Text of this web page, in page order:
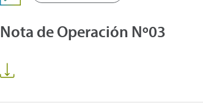
Nota de Operación Nº03